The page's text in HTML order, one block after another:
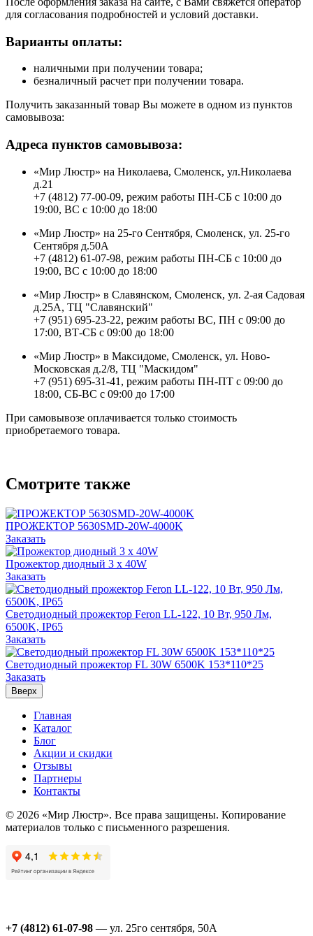
для согласования подробностей и условий доставки.
Варианты оплаты:
наличными при получении товара;
безналичный расчет при получении товара.
Получить заказанный товар Вы можете в одном из пунктов
самовывоза:
Адреса пунктов самовывоза:
«Мир Люстр» на Николаева, Смоленск, ул.Николаева
д.21
+7 (4812) 77-00-09, режим работы ПН-СБ с 10:00 до
19:00, ВС с 10:00 до 18:00
«Мир Люстр» на 25-го Сентября, Смоленск, ул. 25-го
Сентября д.50А
+7 (4812) 61-07-98, режим работы ПН-СБ с 10:00 до
19:00, ВС с 10:00 до 18:00
«Мир Люстр» в Славянском, Смоленск, ул. 2-ая Садовая
д.25А, ТЦ "Славянский"
+7 (951) 695-23-22, режим работы ВС, ПН с 09:00 до
17:00, ВТ-СБ с 09:00 до 18:00
«Мир Люстр» в Максидоме, Смоленск, ул. Ново-
Московская д.2/8, ТЦ "Маскидом"
+7 (951) 695-31-41, режим работы ПН-ПТ с 09:00 до
18:00, СБ-ВС с 09:00 до 17:00
При самовывозе оплачивается только стоимость
приобретаемого товара.
Смотрите также
ПРОЖЕКТОР 5630SMD-20W-4000K
Заказать
Прожектор диодный 3 х 40W
Заказать
Светодиодный прожектор Feron LL-122, 10 Вт, 950 Лм,
6500K, IP65
Заказать
Светодиодный прожектор FL 30W 6500K 153*110*25
Заказать
Вверх
Главная
Каталог
Блог
Акции и скидки
Отзывы
Партнеры
Контакты
© 2026 «Мир Люстр». Все права защищены. Копирование
материалов только с письменного разрешения.
+7 (4812) 61-07-98 — ул. 25го сентября, 50А